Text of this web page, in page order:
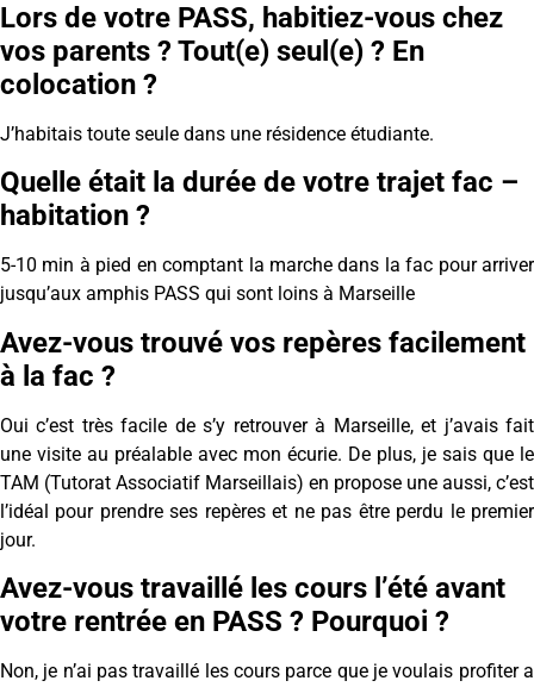
Lors de votre PASS, habitiez-vous chez
vos parents ? Tout(e) seul(e) ? En
colocation ?
J’habitais toute seule dans une résidence étudiante.
Quelle était la durée de votre trajet fac –
habitation ?
5-10 min à pied en comptant la marche dans la fac pour arriver
jusqu’aux amphis PASS qui sont loins à Marseille
Avez-vous trouvé vos repères facilement
à la fac ?
Oui c’est très facile de s’y retrouver à Marseille, et j’avais fait
une visite au préalable avec mon écurie. De plus, je sais que le
TAM (Tutorat Associatif Marseillais) en propose une aussi, c’est
l’idéal pour prendre ses repères et ne pas être perdu le premier
jour.
Avez-vous travaillé les cours l’été avant
votre rentrée en PASS ? Pourquoi ?
Non, je n’ai pas travaillé les cours parce que je voulais profiter a